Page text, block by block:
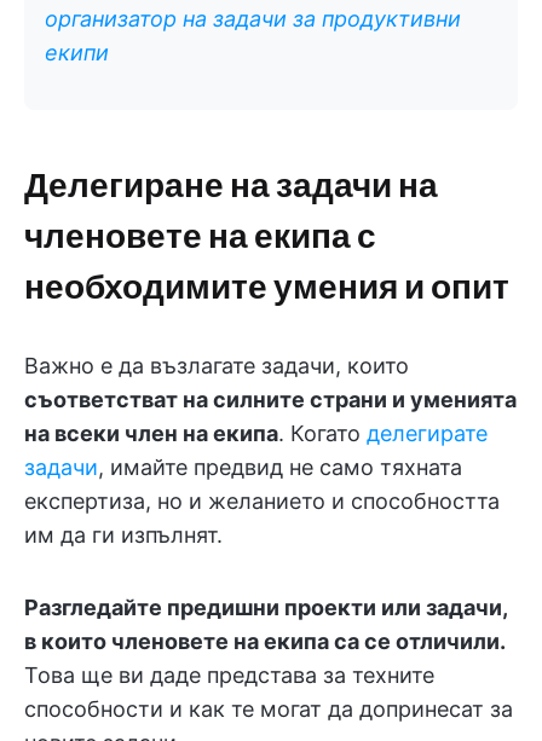
организатор на задачи за продуктивни
екипи
Делегиране на задачи на
членовете на екипа с
необходимите умения и опит
Важно е да възлагате задачи, които
съответстват на силните страни и уменията
на всеки член на екипа. Когато делегирате
задачи, имайте предвид не само тяхната
експертиза, но и желанието и способността
им да ги изпълнят.
Разгледайте предишни проекти или задачи,
в които членовете на екипа са се отличили.
Това ще ви даде представа за техните
способности и как те могат да допринесат за